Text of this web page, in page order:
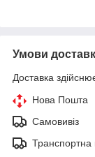
Умови
Доставка
Нова Пошта
Самовивіз
Транспортна